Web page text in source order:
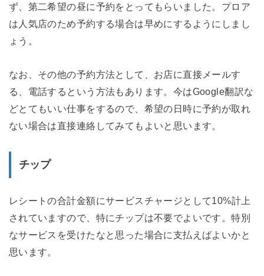
ず、第二希望の昼に予約をとってもらいました。プロア
は人気店のため予約する場合は早めにするようにしまし
ょう。
なお、その他の予約方法として、お店に直接メールす
る、電話するという方法もあります。今はGoogle翻訳な
どとてもいい仕事をするので、希望の日時に予約が取れ
ない場合は直接連絡してみてもよいと思います。
チップ
レシートの合計金額にサービスチャージとして10%計上
されていますので、特にチップは不要でよいです。特別
なサービスを受けたなと思った場合に支払えばよいかと
思います。